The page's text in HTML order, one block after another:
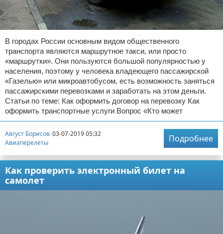
В городах России основным видом общественного
транспорта являются маршрутное такси, или просто
«маршрутки». Они пользуются большой популярностью у
населения, поэтому у человека владеющего пассажирской
«Газелью» или микроавтобусом, есть возможность заняться
пассажирскими перевозками и заработать на этом деньги.
Статьи по теме: Как оформить договор на перевозку Как
оформить транспортные услуги Вопрос «Кто может
Август Борисов 03-07-2019 05:32
Авиаперелеты
Подробнее
Как проверить электронный билет на
самолет